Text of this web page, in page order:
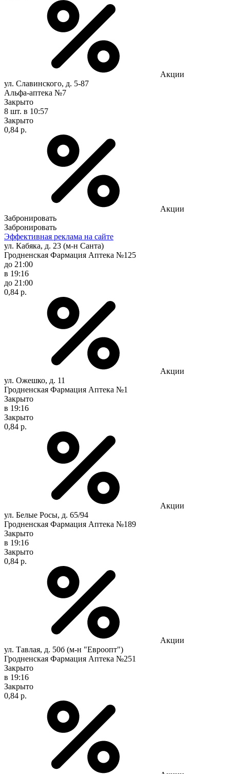
Акции
ул. Славинского, д. 5-87
Альфа-аптека №7
Закрыто
8 шт. в 10:57
Закрыто
0,84 р.
Акции
Забронировать
Забронировать
Эффективная реклама на сайте
ул. Кабяка, д. 23 (м-н Санта)
Гродненская Фармация Аптека №125
до 21:00
в 19:16
до 21:00
0,84 р.
Акции
ул. Ожешко, д. 11
Гродненская Фармация Аптека №1
Закрыто
в 19:16
Закрыто
0,84 р.
Акции
ул. Белые Росы, д. 65/94
Гродненская Фармация Аптека №189
Закрыто
в 19:16
Закрыто
0,84 р.
Акции
ул. Тавлая, д. 50б (м-н "Евроопт")
Гродненская Фармация Аптека №251
Закрыто
в 19:16
Закрыто
0,84 р.